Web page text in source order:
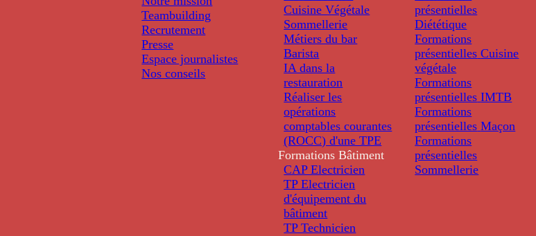
Teambuilding
Recrutement
Presse
Espace journalistes
Nos conseils
Cuisine Végétale
Sommellerie
Métiers du bar
Barista
IA dans la
restauration
Réaliser les
opérations
comptables courantes
(ROCC) d'une TPE
Formations Bâtiment
CAP Electricien
TP Electricien
d'équipement du
bâtiment
TP Technicien
présentielles
Diététique
Formations
présentielles Cuisine
végétale
Formations
présentielles IMTB
Formations
présentielles Maçon
Formations
présentielles
Sommellerie